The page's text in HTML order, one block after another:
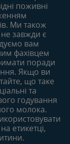
поживні
Ми також
завжди є
вам
фахівцем
поради
Якщо ви
що таке
та
годування
молока.
етикетці,